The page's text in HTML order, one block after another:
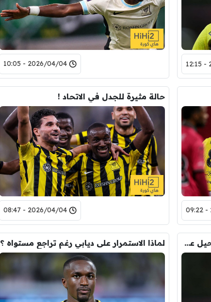
2026/04/04 - 10:05
حالة مثيرة للجدل في الاتحاد !
2026/04/04 - 08:47
مؤشرات قد تكشف رغبة ديابي في الرحيل عن الاتحاد ! لماذا الاستمرار على ديابي رغم تراجع مستواه ؟